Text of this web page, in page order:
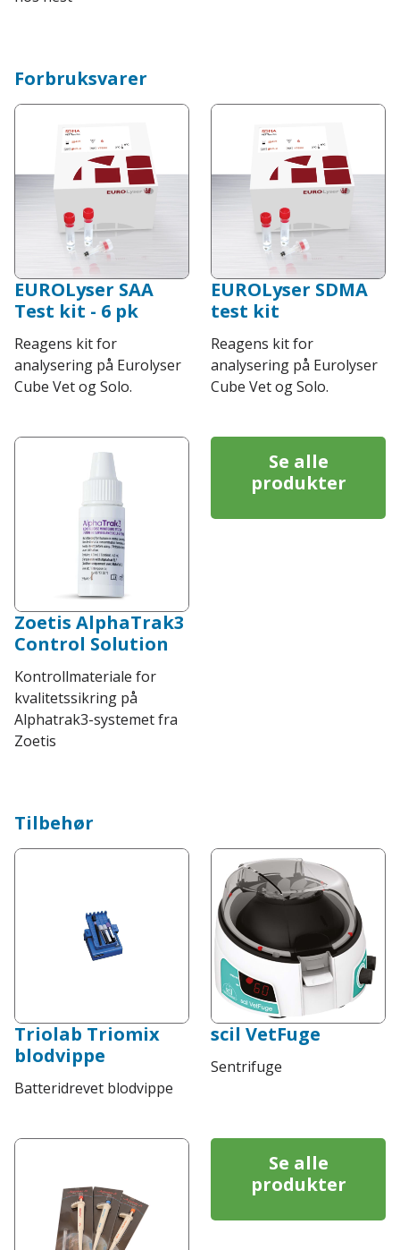
Forbruksvarer
EUROLyser SAA
Test kit - 6 pk
Reagens kit for
analysering på Eurolyser
Cube Vet og Solo.
EUROLyser SDMA
test kit
Reagens kit for
analysering på Eurolyser
Cube Vet og Solo.
Zoetis AlphaTrak3
Control Solution
Kontrollmateriale for
kvalitetssikring på
Alphatrak3-systemet fra
Zoetis
Se alle
produkter
Tilbehør
Triolab Triomix
blodvippe
Batteridrevet blodvippe
scil VetFuge
Sentrifuge
Se alle
produkter